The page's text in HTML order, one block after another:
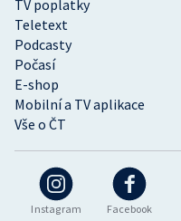
Instagram Facebook
TV poplatky
Teletext
Podcasty
Počasí
E-shop
Mobilní a TV aplikace
Vše o ČT